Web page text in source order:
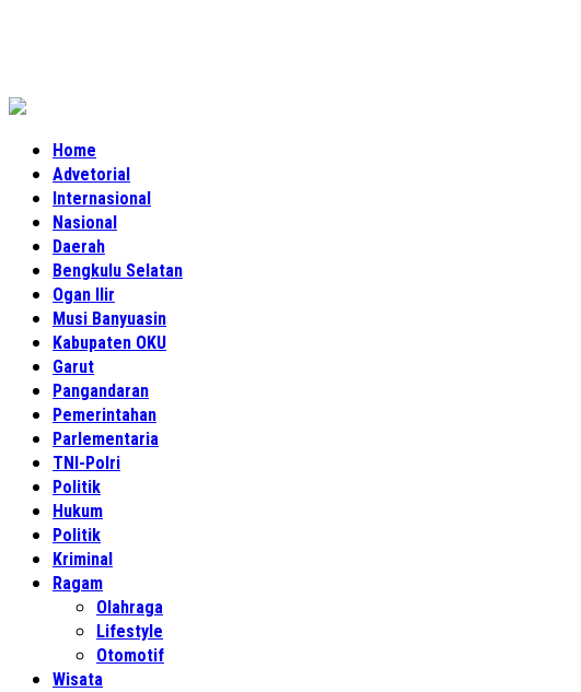
Home
Advetorial
Internasional
Nasional
Daerah
Bengkulu Selatan
Ogan Ilir
Musi Banyuasin
Kabupaten OKU
Garut
Pangandaran
Pemerintahan
Parlementaria
TNI-Polri
Politik
Hukum
Politik
Kriminal
Ragam
Olahraga
Lifestyle
Otomotif
Wisata